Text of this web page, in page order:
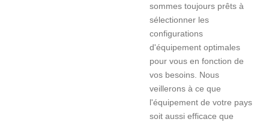
sommes toujours prêts à
sélectionner les
configurations
d'équipement optimales
pour vous en fonction de
vos besoins. Nous
veillerons à ce que
l'équipement de votre pays
soit aussi efficace que